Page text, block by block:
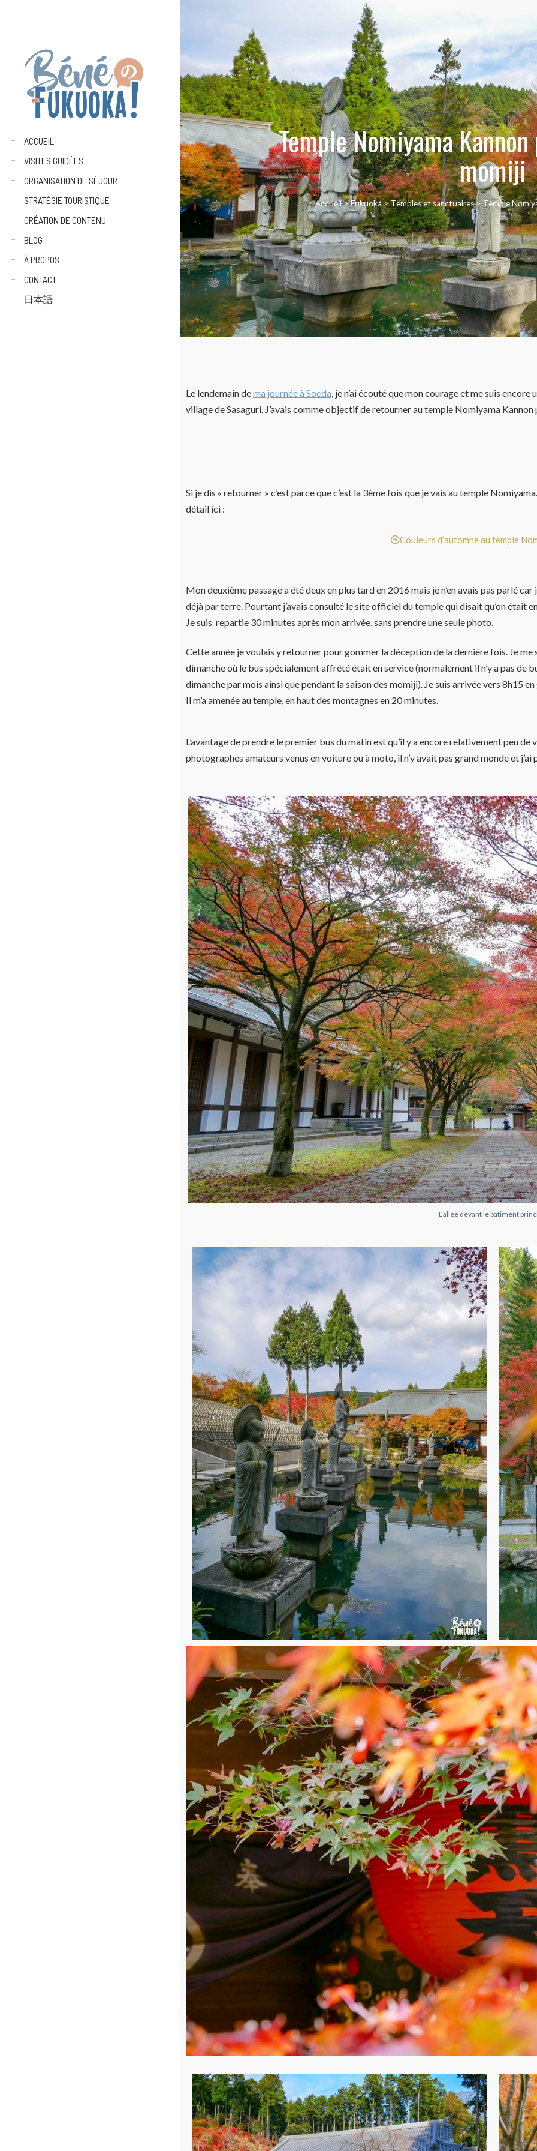
ACCUEIL
VISITES GUIDÉES
ORGANISATION DE SÉJOUR
STRATÉGIE TOURISTIQUE
CRÉATION DE CONTENU
BLOG
À PROPOS
CONTACT
日本語
Temple Nomiyama
momiji
Accueil>Fukuoka>Temples et sanctuaires>Temple
Le lendemain dema journée à Soeda, je n’ai écouté que mon courage et me suis
village de Sasaguri. J’avais comme objectif de retourner au temple Nomiyama Kannon
Si je dis « retourner » c’est parce que c’est la 3ème fois que je vais au temple
détail ici :
Couleurs d’automne au temple
Mon deuxième passage a été deux en plus tard en 2016 mais je n’en avais pas parlé
déjà par terre. Pourtant j’avais consulté le site officiel du temple qui disait qu’on était
Je suis repartie 30 minutes après mon arrivée, sans prendre une seule photo.
Cette année je voulais y retourner pour gommer la déception de la dernière fois. Je
dimanche où le bus spécialement affrété était en service (normalement il n’y a pas de
dimanche par mois ainsi que pendant la saison des momiji). Je suis arrivée vers 8h15
Il m’a amenée au temple, en haut des montagnes en 20 minutes.
L’avantage de prendre le premier bus du matin est qu’il y a encore relativement peu
photographes amateurs venus en voiture ou à moto, il n’y avait pas grand monde et
L'allée devant le bâtiment